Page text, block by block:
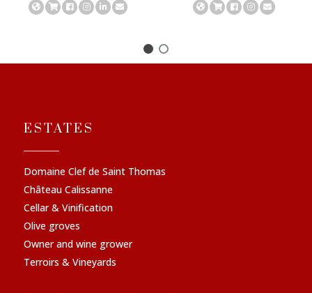
ESTATES
Domaine Clef de Saint Thomas
Château Calissanne
Cellar & Vinification
Olive groves
Owner and wine grower
Terroirs & Vineyards